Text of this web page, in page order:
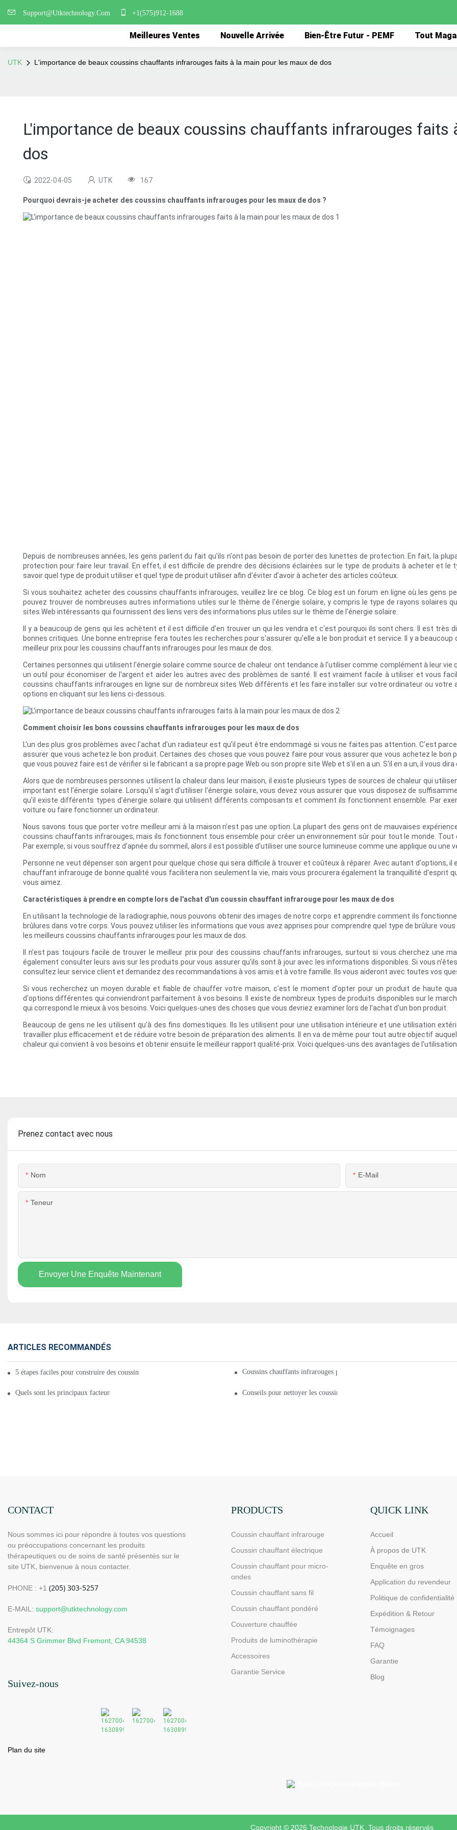
Support@Utktechnology.Com +1(575)912-1688
Meilleures Ventes Nouvelle Arrivée Bien-Être Futur - PEMF Tout
UTK L'importance de beaux coussins chauffants infrarouges faits à la main pour les maux de dos
L'importance de beaux coussins chauffants infrarouges faits
dos
2022-04-05 UTK 167
Pourquoi devrais-je acheter des coussins chauffants infrarouges pour les maux de dos ?
Depuis de nombreuses années, les gens parlent du fait qu'ils n'ont pas besoin de porter des lunettes de protection. En fait, la
protection pour faire leur travail. En effet, il est difficile de prendre des décisions éclairées sur le type de produits à acheter et le
savoir quel type de produit utiliser et quel type de produit utiliser afin d'éviter d'avoir à acheter des articles coûteux.
Si vous souhaitez acheter des coussins chauffants infrarouges, veuillez lire ce blog. Ce blog est un forum en ligne où les gens
pouvez trouver de nombreuses autres informations utiles sur le thème de l'énergie solaire, y compris le type de rayons solaires
sites Web intéressants qui fournissent des liens vers des informations plus utiles sur le thème de l'énergie solaire.
Il y a beaucoup de gens qui les achètent et il est difficile d'en trouver un qui les vendra et c'est pourquoi ils sont chers. Il est très
bonnes critiques. Une bonne entreprise fera toutes les recherches pour s'assurer qu'elle a le bon produit et service. Il y a
meilleur prix pour les coussins chauffants infrarouges pour les maux de dos.
Certaines personnes qui utilisent l'énergie solaire comme source de chaleur ont tendance à l'utiliser comme complément à leur
un outil pour économiser de l'argent et aider les autres avec des problèmes de santé. Il est vraiment facile à utiliser et vous
coussins chauffants infrarouges en ligne sur de nombreux sites Web différents et les faire installer sur votre ordinateur ou votre
options en cliquant sur les liens ci-dessous.
Comment choisir les bons coussins chauffants infrarouges pour les maux de dos
L'un des plus gros problèmes avec l'achat d'un radiateur est qu'il peut être endommagé si vous ne faites pas attention. C'est
assurer que vous achetez le bon produit. Certaines des choses que vous pouvez faire pour vous assurer que vous achetez le
que vous pouvez faire est de vérifier si le fabricant a sa propre page Web ou son propre site Web et s'il en a un. S'il en a un, il vous
Alors que de nombreuses personnes utilisent la chaleur dans leur maison, il existe plusieurs types de sources de chaleur qui
important est l'énergie solaire. Lorsqu'il s'agit d'utiliser l'énergie solaire, vous devez vous assurer que vous disposez de
qu'il existe différents types d'énergie solaire qui utilisent différents composants et comment ils fonctionnent ensemble. Par
voiture ou faire fonctionner un ordinateur.
Nous savons tous que porter votre meilleur ami à la maison n'est pas une option. La plupart des gens ont de mauvaises
coussins chauffants infrarouges, mais ils fonctionnent tous ensemble pour créer un environnement sûr pour tout le monde. Tout
Par exemple, si vous souffrez d'apnée du sommeil, alors il est possible d'utiliser une source lumineuse comme une applique ou une
Personne ne veut dépenser son argent pour quelque chose qui sera difficile à trouver et coûteux à réparer. Avec autant d'options,
chauffant infrarouge de bonne qualité vous facilitera non seulement la vie, mais vous procurera également la tranquillité d'esprit
vous aimez.
Caractéristiques à prendre en compte lors de l'achat d'un coussin chauffant infrarouge pour les maux de dos
En utilisant la technologie de la radiographie, nous pouvons obtenir des images de notre corps et apprendre comment ils
brûlures dans votre corps. Vous pouvez utiliser les informations que vous avez apprises pour comprendre quel type de brûlure
les meilleurs coussins chauffants infrarouges pour les maux de dos.
Il n'est pas toujours facile de trouver le meilleur prix pour des coussins chauffants infrarouges, surtout si vous cherchez une
également consulter leurs avis sur les produits pour vous assurer qu'ils sont à jour avec les informations disponibles. Si vous
consultez leur service client et demandez des recommandations à vos amis et à votre famille. Ils vous aideront avec toutes vos
Si vous recherchez un moyen durable et fiable de chauffer votre maison, c'est le moment d'opter pour un produit de haute
d'options différentes qui conviendront parfaitement à vos besoins. Il existe de nombreux types de produits disponibles sur le
qui correspond le mieux à vos besoins. Voici quelques-unes des choses que vous devriez examiner lors de l'achat d'un bon produit.
Beaucoup de gens ne les utilisent qu'à des fins domestiques. Ils les utilisent pour une utilisation intérieure et une utilisation
travailler plus efficacement et de réduire votre besoin de préparation des aliments. Il en va de même pour tout autre objectif
chaleur qui convient à vos besoins et obtenir ensuite le meilleur rapport qualité-prix. Voici quelques-uns des avantages de
Prenez contact avec nous
Nom E-Mail
Teneur
Envoyer Une Enquête Maintenant
ARTICLES RECOMMANDÉS
5 étapes faciles pour construire des coussins chauffants infrarouges pour les maux de dosCoussins chauffants infrarouges pour les maux de dos Achetez les
Quels sont les principaux facteurs affectant les coussins chauffants infrarouges pour les maux de dos ?Conseils pour nettoyer les coussins chauffants infrarouges en acier
CONTACT
Nous sommes ici pour répondre à toutes vos questions
ou préoccupations concernant les produits
thérapeutiques ou de soins de santé présentés sur le
site UTK, bienvenue à nous contacter.
PHONE : +1
E-MAIL: support@utktechnology.com
Entrepôt UTK:
44364 S Grimmer Blvd Fremont, CA 94538
Suivez-nous
Plan du site
PRODUCTS
Coussin chauffant infrarouge
Coussin chauffant électrique
Coussin chauffant pour micro-
ondes
Coussin chauffant sans fil
Coussin chauffant pondéré
Couverture chauffée
Produits de luminothérapie
Accessoires
Garantie Service
QUICK LINK
Accueil
À propos de UTK
Enquête en gros
Application du revendeur
Politique de confidentialité
Expédition & Retour
Témoignages
FAQ
Garantie
Blog
Copyright © 2026 Technologie UTK Tous droits réservés